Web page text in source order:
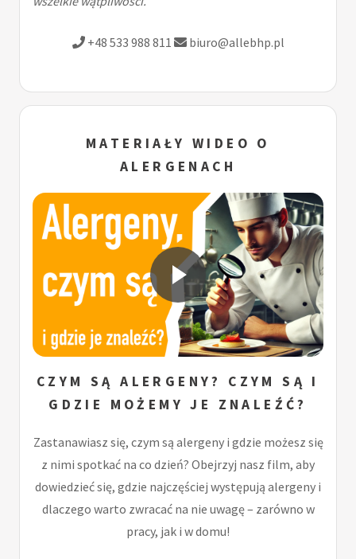
+48 533 988 811 biuro@allebhp.pl
MATERIAŁY WIDEO O
ALERGENACH
CZYM SĄ ALERGENY? CZYM SĄ I
GDZIE MOŻEMY JE ZNALEŹĆ?
Zastanawiasz się, czym są alergeny i gdzie możesz się
z nimi spotkać na co dzień? Obejrzyj nasz film, aby
dowiedzieć się, gdzie najczęściej występują alergeny i
dlaczego warto zwracać na nie uwagę – zarówno w
pracy, jak i w domu!